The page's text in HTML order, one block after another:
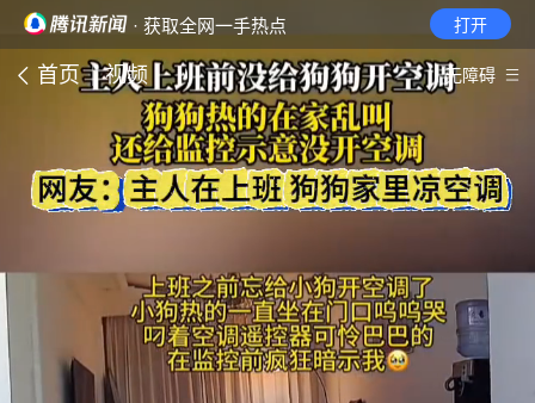
· 获取全网一手热点 打开
首页 视频 无障碍